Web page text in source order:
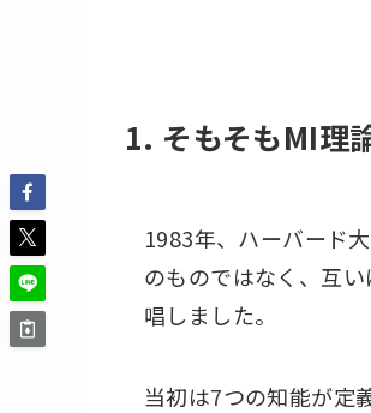
1. そもそもMI理
1983年、ハーバード
のものではなく、互
唱しました。
当初は7つの知能が定